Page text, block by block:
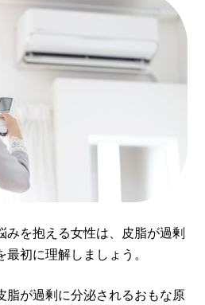
みを抱える女性は、皮脂が過剰
初に理解しましょう。
脂が過剰に分泌されるおもな原